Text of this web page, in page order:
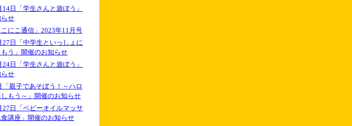
14日「学生さんと遊ぼう」
せ
にこ通信」2023年11月号
27日「中学生といっしょに
う」開催のお知らせ
24日「学生さんと遊ぼう」
せ
「親子であそぼう！～ハロ
もう～」開催のお知らせ
27日「ベビーオイルマッサ
講座」開催のお知らせ